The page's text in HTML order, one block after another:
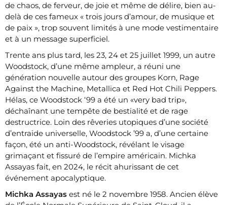
de chaos, de ferveur, de joie et même de délire, bien au-
delà de ces fameux « trois jours d’amour, de musique et
de paix », trop souvent limités à une mode vestimentaire
et à un message superficiel.
Trente ans plus tard, les 23, 24 et 25 juillet 1999, un autre
Woodstock, d’une même ampleur, a réuni une
génération nouvelle autour des groupes Korn, Rage
Against the Machine, Metallica et Red Hot Chili Peppers.
Hélas, ce Woodstock ‘99 a été un «very bad trip»,
déchaînant une tempête de bestialité et de rage
destructrice. Loin des rêveries utopiques d’une société
d’entraide universelle, Woodstock ’99 a, d’une certaine
façon, été un anti-Woodstock, révélant le visage
grimaçant et fissuré de l’empire américain. Michka
Assayas fait, en 2024, le récit ahurissant de cet
événement apocalyptique.
Michka Assayas est né le 2 novembre 1958. Ancien élève